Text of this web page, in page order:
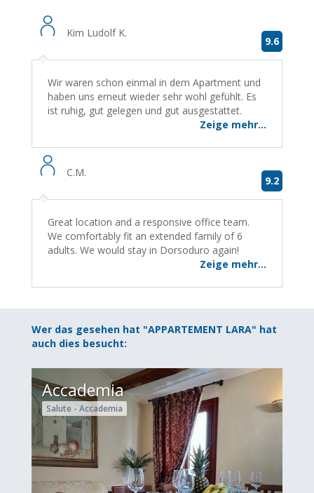
Kim Ludolf K.
9.6
Wir waren schon einmal in dem Apartment und
haben uns erneut wieder sehr wohl gefühlt. Es
ist ruhig, gut gelegen und gut ausgestattet.
Zeige mehr...
C.M.
9.2
Great location and a responsive office team.
We comfortably fit an extended family of 6
adults. We would stay in Dorsoduro again!
Zeige mehr...
Wer das gesehen hat "APPARTEMENT LARA" hat
auch dies besucht:
Accademia
Salute - Accademia